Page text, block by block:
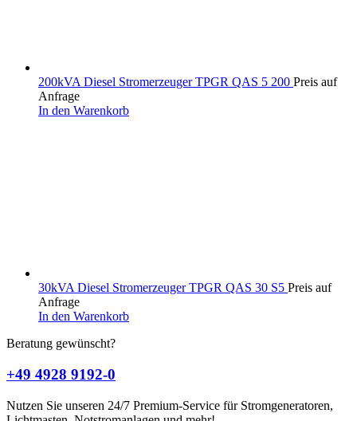
200kVA Diesel Stromerzeuger TPGR QAS 5 200 Preis auf
Anfrage
In den Warenkorb
30kVA Diesel Stromerzeuger TPGR QAS 30 S5 Preis auf
Anfrage
In den Warenkorb
Beratung gewünscht?
+49 4928 9192-0
Nutzen Sie unseren 24/7 Premium-Service für Stromgeneratoren,